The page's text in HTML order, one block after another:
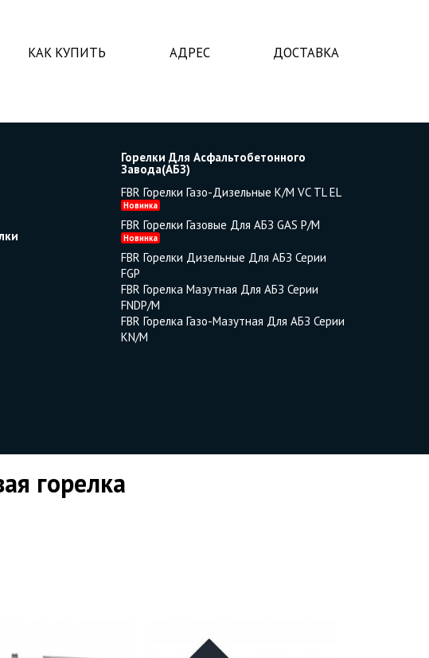
КАК КУПИТЬ АДРЕС ДОСТАВКА
Горелки Для Асфальтобетонного
Завода(АБЗ)
FBR Горелки Газо-Дизельные K/M VC TL EL
Новинка
FBR Горелки Газовые Для АБЗ GAS P/M
Новинка
FBR Горелки Дизельные Для АБЗ Серии
FGP
FBR Горелка Мазутная Для АБЗ Серии
FNDP/M
FBR Горелка Газо-Мазутная Для АБЗ Серии
KN/M
горелка